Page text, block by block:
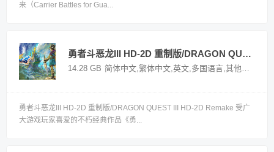
来（Carrier Battles for Gua...
勇者斗恶龙III HD-2D 重制版/DRAGON QUEST III HD-2D Remake——v1.0.0多国语言（含简体中文）免安装解压即玩版
14.28 GB 简体中文,繁体中文,英文,多国语言,其他语言
勇者斗恶龙III HD-2D 重制版/DRAGON QUEST III HD-2D Remake 受广
大游戏玩家喜爱的不朽经典作品《勇...